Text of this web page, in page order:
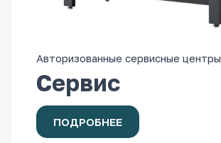
Авторизованные сервисные центры
Сервис
ПОДРОБНЕЕ